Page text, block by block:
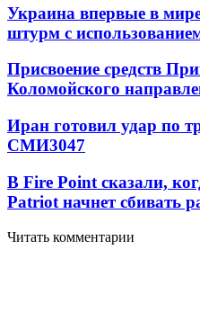
Украина впервые в
штурм с
Присвоение средств
Коломойского
Иран готовил удар по
СМИ3047
В Fire Point сказали,
Patriot начнет сбивать
Читать комментарии